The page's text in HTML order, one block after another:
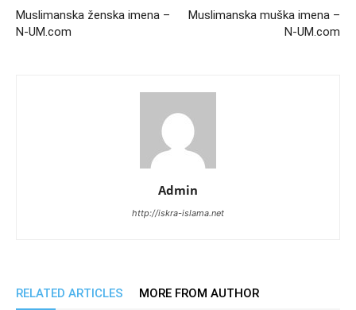
Muslimanska ženska imena –
N-UM.com
Muslimanska muška imena –
N-UM.com
Admin
http://iskra-islama.net
RELATED ARTICLES MORE FROM AUTHOR